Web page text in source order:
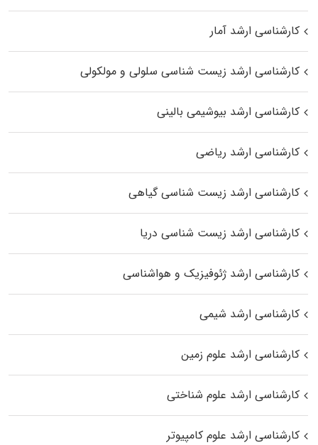
کارشناسی ارشد آمار
کارشناسی ارشد زیست شناسی سلولی و مولکولی
کارشناسی ارشد بیوشیمی بالینی
کارشناسی ارشد ریاضی
کارشناسی ارشد زیست‌ شناسی گیاهی
کارشناسی ارشد زیست‌ شناسی دریا
کارشناسی ارشد ژئوفیزیک و هواشناسی
کارشناسی ارشد شیمی
کارشناسی ارشد علوم زمین
کارشناسی ارشد علوم شناختی
کارشناسی ارشد علوم کامپیوتر